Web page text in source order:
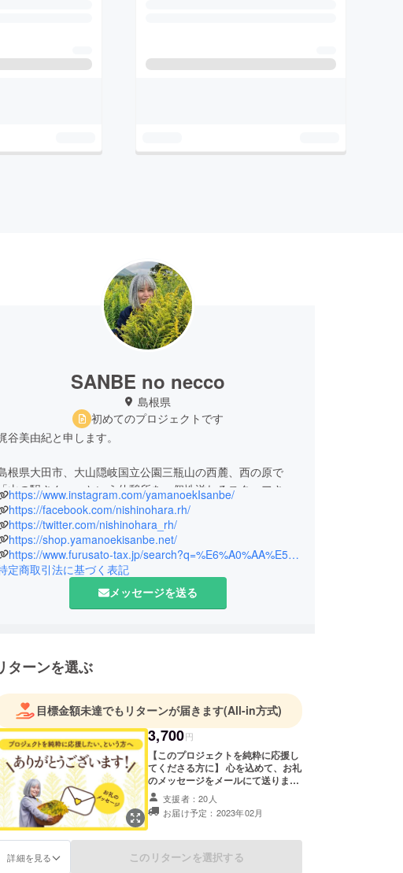
SANBE no necco
島根県
初めてのプロジェクトです
谷美由紀と申します。
根県大田市、大山隠岐国立公園三瓶山の西麓、西の原で
「山の駅さんべ」という休憩所を、個性溢れるスタッフさん
ちと運営しています。
https://www.instagram.com/yamanoekIsanbe/
https://facebook.com/nishinohara.rh/
https://twitter.com/nishinohara_rh/
https://shop.yamanoekisanbe.net/
https://www.furusato-tax.jp/search?q=%E6%A0%AA%E5%BC%8F%E4%BC%9A%E7%A4%BE+necco
定商取引法に基づく表記
メッセージを送る
ターンを選ぶ
目標金額未達でもリターンが届きます(All-in方式)
3,700円
【このプロジェクトを純粋に応援し
てくださる方に】 心を込めて、お礼
のメッセージをメールにて送りま
す。 ・感謝のメール 以上をお一人
お一人に送らせていただきます。
支援者：20人
お届け予定：2023年02月
詳細を見る このリターンを選択する